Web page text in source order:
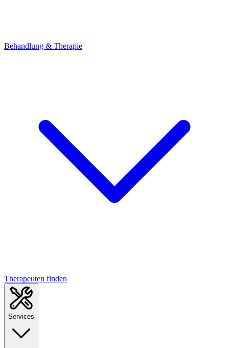
Behandlung & Therapie
Therapeuten finden
Services